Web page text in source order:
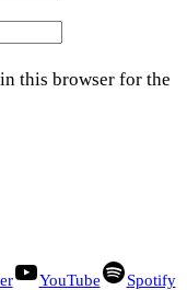
this browser for the
YouTube
Spotify